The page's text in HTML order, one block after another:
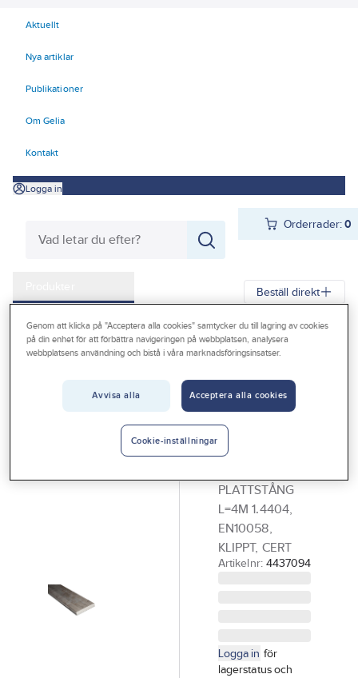
Aktuellt
Nya artiklar
Publikationer
Om Gelia
Kontakt
Logga in
Orderrader:0
Outlet
Beställ direkt
Gelia Produkter Värme & Sanitet
Stålrör och delar
Stång, vinkel/plattjärn, rostfritt
Plattjärn rostfria
Plattjärn
syrafasta
4M, 1.4404
PLATTSTÅNG
L=4M 1.4404,
EN10058,
KLIPPT, CERT
Artikelnr: 4437094
Logga in för
lagerstatus och
Genom att klicka på "Acceptera alla cookies" samtycker du till lagring av cookies
på din enhet för att förbättra navigeringen på webbplatsen, analysera
webbplatsens användning och bistå i våra marknadsföringsinsatser.
Avvisa alla Acceptera alla cookies
Cookie-inställningar